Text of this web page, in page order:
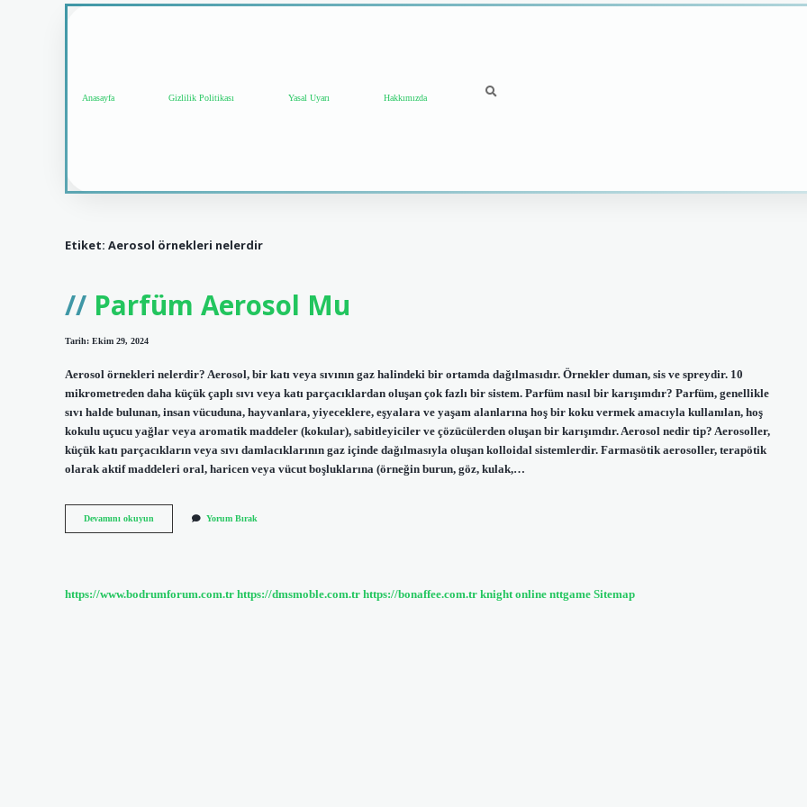
Anasayfa Gizlilik Politikası Yasal Uyarı Hakkımızda
Etiket: Aerosol örnekleri nelerdir
Parfüm Aerosol Mu
Tarih: Ekim 29, 2024
Aerosol örnekleri nelerdir? Aerosol, bir katı veya sıvının gaz halindeki bir ortamda dağılmasıdır. Örnekler duman, sis ve spreydir. 10
mikrometreden daha küçük çaplı sıvı veya katı parçacıklardan oluşan çok fazlı bir sistem. Parfüm nasıl bir karışımdır? Parfüm, genellikle
sıvı halde bulunan, insan vücuduna, hayvanlara, yiyeceklere, eşyalara ve yaşam alanlarına hoş bir koku vermek amacıyla kullanılan, hoş
kokulu uçucu yağlar veya aromatik maddeler (kokular), sabitleyiciler ve çözücülerden oluşan bir karışımdır. Aerosol nedir tip? Aerosoller,
küçük katı parçacıkların veya sıvı damlacıklarının gaz içinde dağılmasıyla oluşan kolloidal sistemlerdir. Farmasötik aerosoller, terapötik
olarak aktif maddeleri oral, haricen veya vücut boşluklarına (örneğin burun, göz, kulak,…
Devamını okuyun
Aerosol
Yorum Bırak
https://www.bodrumforum.com.tr https://dmsmoble.com.tr https://bonaffee.com.tr knight online nttgame Sitemap